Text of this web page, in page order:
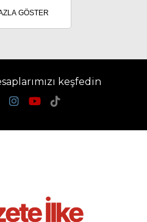
GÖSTER
keşfedin